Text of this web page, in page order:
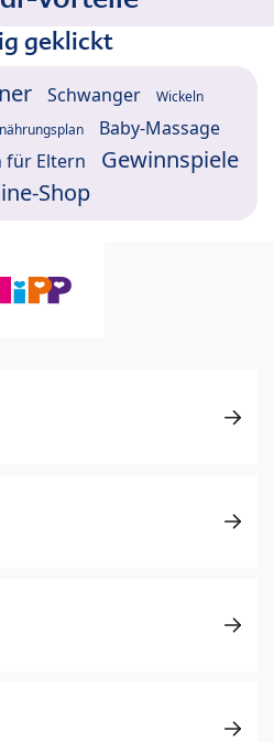
geklickt
Schwanger Wickeln
Baby-Massage
für Eltern
Gewinnspiele
Shop